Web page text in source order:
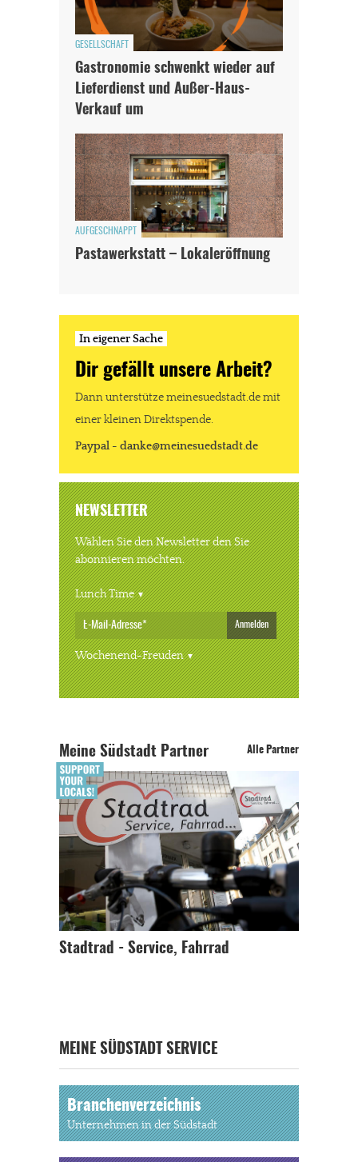
GESELLSCHAFT
Gastronomie schwenkt wieder auf
Lieferdienst und Außer-Haus-
Verkauf um
AUFGESCHNAPPT
Pastawerkstatt – Lokaleröffnung
In eigener Sache
Dir gefällt unsere Arbeit?
Dann unterstütze meinesuedstadt.de mit
einer kleinen Direktspende.
Paypal - danke@meinesuedstadt.de
NEWSLETTER
Wählen Sie den Newsletter den Sie
abonnieren möchten.
Lunch Time
Anmelden
Wochenend-Freuden
Meine Südstadt Partner Alle Partner
Stadtrad - Service, Fahrrad
MEINE SÜDSTADT SERVICE
Branchenverzeichnis
Unternehmen in der Südstadt